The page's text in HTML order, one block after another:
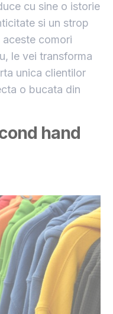
cu sine o istorie
si un strop
comori
le vei transforma
unica clientilor
o bucata din
hand